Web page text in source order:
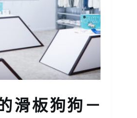
滑板狗狗－